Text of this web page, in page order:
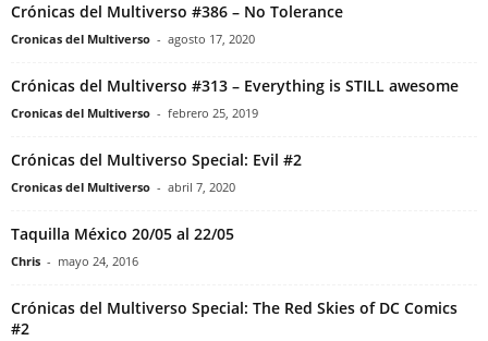
Crónicas del Multiverso #386 – No Tolerance
Cronicas del Multiverso - agosto 17, 2020
Crónicas del Multiverso #313 – Everything is STILL awesome
Cronicas del Multiverso - febrero 25, 2019
Crónicas del Multiverso Special: Evil #2
Cronicas del Multiverso - abril 7, 2020
Taquilla México 20/05 al 22/05
Chris - mayo 24, 2016
Crónicas del Multiverso Special: The Red Skies of DC Comics
#2